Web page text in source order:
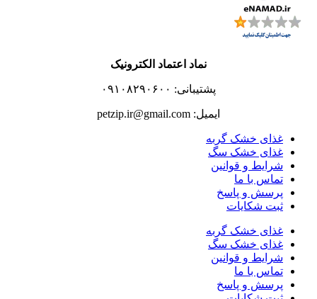
نماد اعتماد الکترونیک
پشتیبانی: ۰۹۱۰۸۲۹۰۶۰۰
ایمیل: petzip.ir@gmail.com
غذای خشک گربه
غذای خشک سگ
شرایط و قوانین
تماس با ما
پرسش و پاسخ
ثبت شکایات
غذای خشک گربه
غذای خشک سگ
شرایط و قوانین
تماس با ما
پرسش و پاسخ